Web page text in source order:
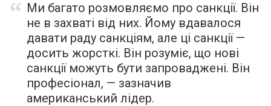
Ми багато розмовляємо про санкції. Він
не в захваті від них. Йому вдавалося
давати раду санкціям, але ці санкції —
досить жорсткі. Він розуміє, що нові
санкції можуть бути запроваджені. Він
професіонал, — зазначив
американський лідер.